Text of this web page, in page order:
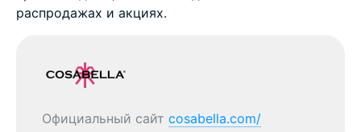
распродажах и акциях.
Официальный сайт cosabella.com/